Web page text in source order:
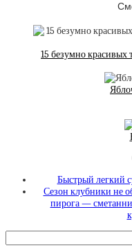
15 безумно красивых
Быстрый легкий
Сезон клубники не
пирога —